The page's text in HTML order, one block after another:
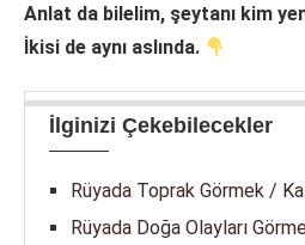
Anlat da bilelim, şeytanı kim
İkisi de aynı aslında.
İlginizi Çekebilecekler
Rüyada Toprak Görmek /
Rüyada Doğa Olayları